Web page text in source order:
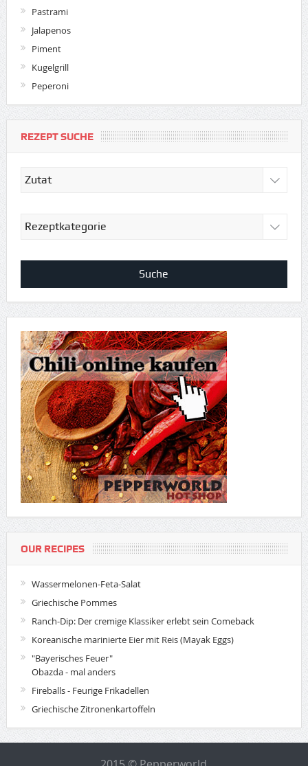
Pastrami
Jalapenos
Piment
Kugelgrill
Peperoni
REZEPT SUCHE
OUR RECIPES
Wassermelonen-Feta-Salat
Griechische Pommes
Ranch-Dip: Der cremige Klassiker erlebt sein Comeback
Koreanische marinierte Eier mit Reis (Mayak Eggs)
"Bayerisches Feuer"
Obazda - mal anders
Fireballs - Feurige Frikadellen
Griechische Zitronenkartoffeln